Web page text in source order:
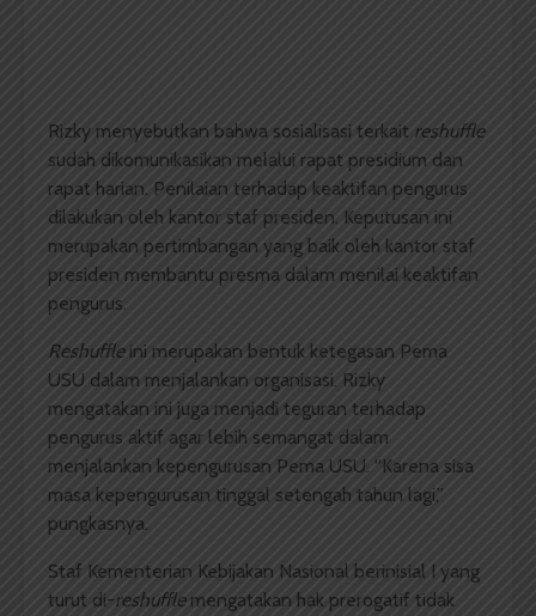
Rizky menyebutkan bahwa sosialisasi terkait reshuffle
sudah dikomunikasikan melalui rapat presidium dan
rapat harian. Penilaian terhadap keaktifan pengurus
dilakukan oleh kantor staf presiden. Keputusan ini
merupakan pertimbangan yang baik oleh kantor staf
presiden membantu presma dalam menilai keaktifan
pengurus.
Reshuffleini merupakan bentuk ketegasan Pema
USU dalam menjalankan organisasi. Rizky
mengatakan ini juga menjadi teguran terhadap
pengurus aktif agar lebih semangat dalam
menjalankan kepengurusan Pema USU. “Karena sisa
masa kepengurusan tinggal setengah tahun lagi,”
pungkasnya.
Staf Kementerian Kebijakan Nasional berinisial I yang
turut di-reshufflemengatakan hak prerogatif tidak